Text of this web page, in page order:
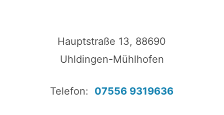
Hauptstraße 13, 88690
Uhldingen-Mühlhofen
Telefon: 07556 9319636